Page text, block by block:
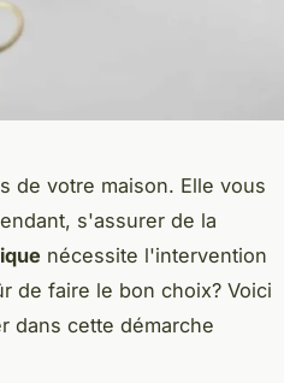
de votre maison. Elle vous
s'assurer de la
nécessite l'intervention
de faire le bon choix? Voici
dans cette démarche